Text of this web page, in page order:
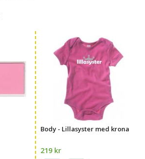
Body - Lillasyster med krona
219 kr